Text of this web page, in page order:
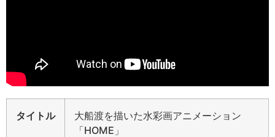
タイトル
大船渡を描いた水彩画アニメーション
「HOME」